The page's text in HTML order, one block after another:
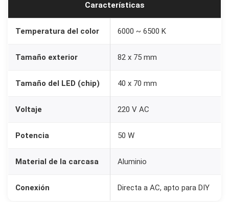
Características
Temperatura del color 6000 ~ 6500 K
Tamaño exterior 82 x 75 mm
Tamaño del LED (chip) 40 x 70 mm
Voltaje 220 V AC
Potencia 50 W
Material de la carcasa Aluminio
Conexión Directa a AC, apto para DIY